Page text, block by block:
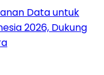
Data untuk
2026, Dukung